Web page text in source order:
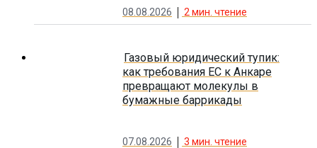
08.08.2026 2 мин. чтение
Газовый юридический тупик:
как требования ЕС к Анкаре
превращают молекулы в
бумажные баррикады
07.08.2026 3 мин. чтение